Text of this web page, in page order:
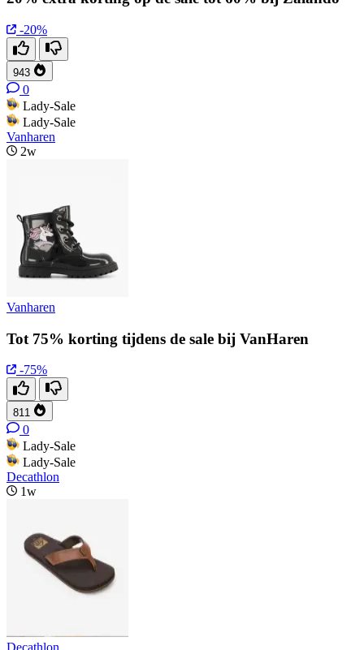
-20%
943
0
Lady-Sale
Lady-Sale
Vanharen
2w
Vanharen
Tot 75% korting tijdens de sale bij VanHaren
-75%
811
0
Lady-Sale
Lady-Sale
Decathlon
1w